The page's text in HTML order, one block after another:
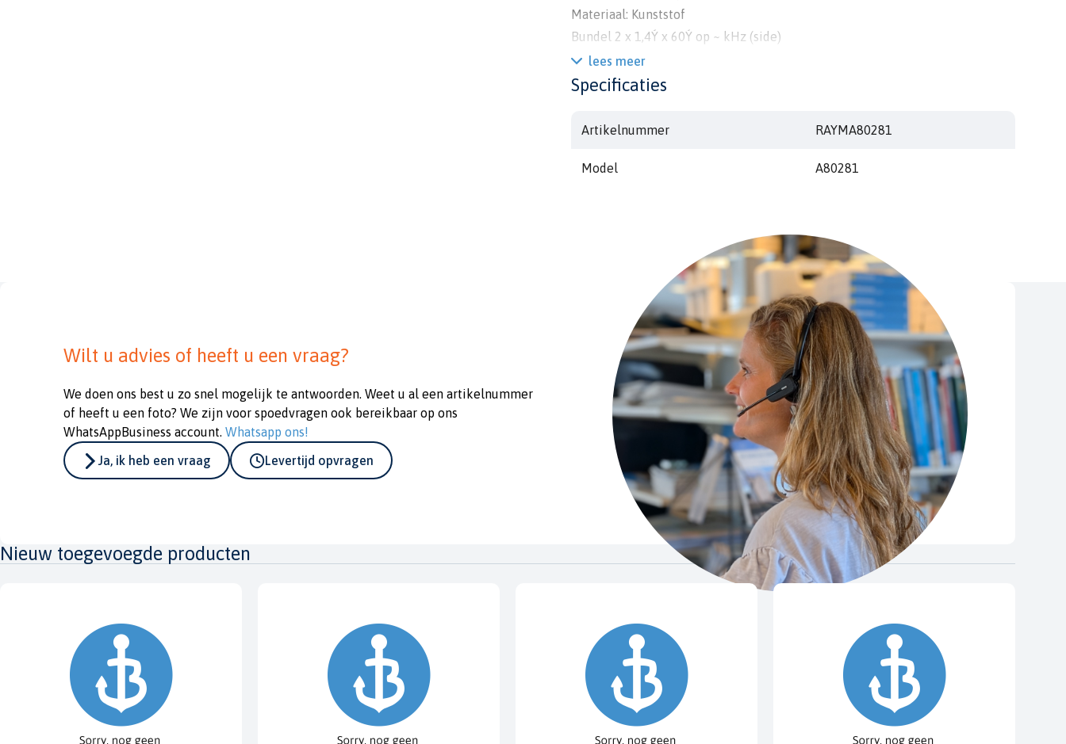
Materiaal: Kunststof
Bundel 2 x 1,4Ý x 60Ý op ~ kHz (side)
Bundel 25Ý op 50 / 200 kHz
lees meer
Specificaties
Artikelnummer RAYMA80281
Model A80281
Wilt u advies of heeft u een vraag?
We doen ons best u zo snel mogelijk te antwoorden. Weet u al een artikelnummer
of heeft u een foto? We zijn voor spoedvragen ook bereikbaar op ons
WhatsAppBusiness account. Whatsapp ons!
Ja, ik heb een vraag
Levertijd opvragen
Nieuw toegevoegde producten